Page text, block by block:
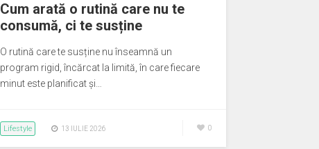
Cum arată o rutină care nu te
consumă, ci te susține
O rutină care te susține nu înseamnă un
program rigid, încărcat la limită, în care fiecare
minut este planificat și…
Lifestyle 13 IULIE 2026 0